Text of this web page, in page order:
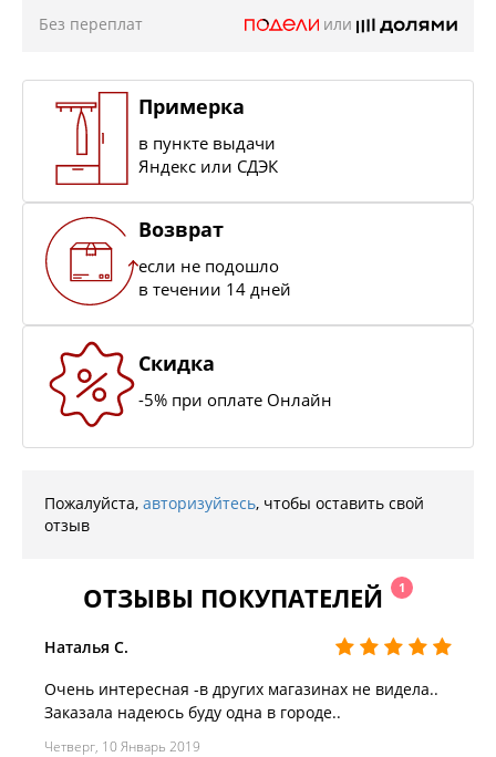
Без переплат
или
Примерка
в пункте выдачи
Яндекс или СДЭК
Возврат
если не подошло
в течении 14 дней
Скидка
-5% при оплате Онлайн
Пожалуйста, авторизуйтесь, чтобы оставить свой
отзыв
ОТЗЫВЫ ПОКУПАТЕЛЕЙ 1
Наталья С.
Очень интересная -в других магазинах не видела..
Заказала надеюсь буду одна в городе..
Четверг, 10 Январь 2019